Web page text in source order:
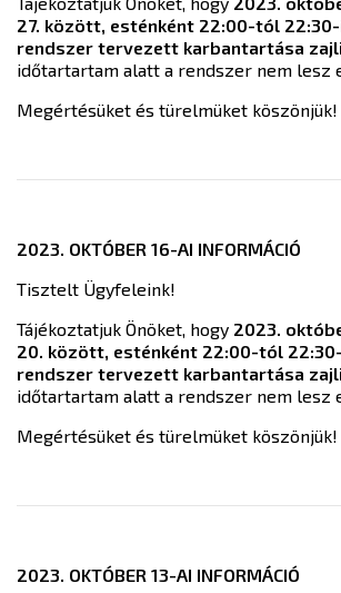
27. között, esténként 22:00-tól 22:30-
rendszer tervezett karbantartása
időtartartam alatt a rendszer nem lesz
Megértésüket és türelmüket köszönjük!
2023. OKTÓBER 16-AI INFORMÁCIÓ
Tisztelt Ügyfeleink!
Tájékoztatjuk Önöket, hogy 2023.
20. között, esténként 22:00-tól 22:30-
rendszer tervezett karbantartása
időtartartam alatt a rendszer nem lesz
Megértésüket és türelmüket köszönjük!
2023. OKTÓBER 13-AI INFORMÁCIÓ